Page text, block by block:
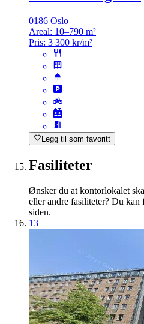
0186 Oslo
Areal: 10–790 m²
Pris: 3 300 kr/m²
Legg til som favoritt
Fasiliteter
Ønsker du at kontorlokalet
eller andre fasiliteter? Du kan
siden.
13